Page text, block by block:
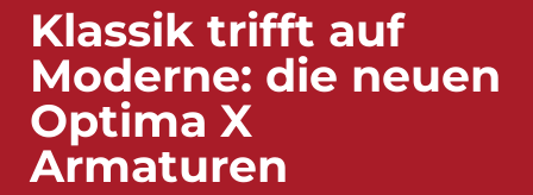
Klassik trifft auf
Moderne: die neuen
Optima X
Armaturen